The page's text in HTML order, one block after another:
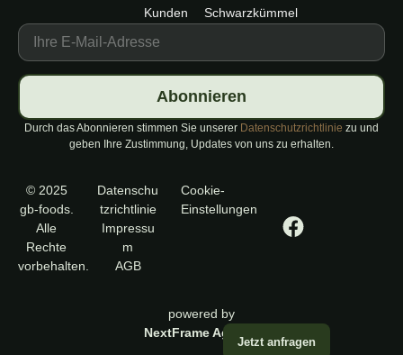
Kunden
Schwarzkümmel
Abonnieren
Durch das Abonnieren stimmen Sie unserer Datenschutzrichtlinie zu und
geben Ihre Zustimmung, Updates von uns zu erhalten.
© 2025
gb-foods.
Alle
Rechte
vorbehalten.
Datenschu
tzrichtlinie
Impressu
m
AGB
Cookie-
Einstellungen
powered by
NextFrame Agency
Jetzt anfragen